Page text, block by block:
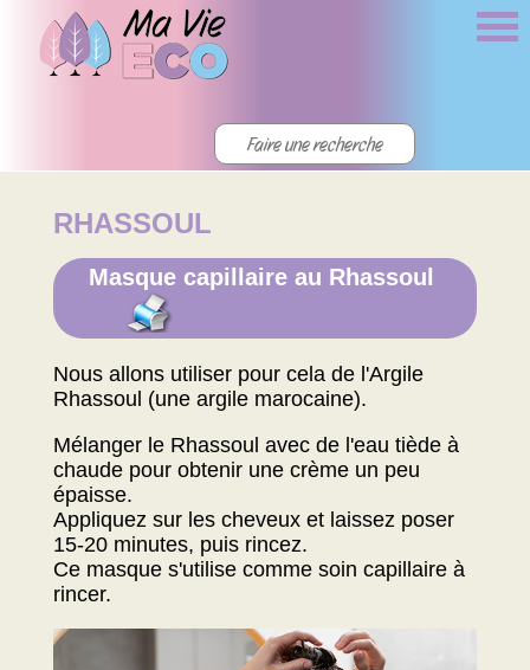
RHASSOUL
Masque capillaire au Rhassoul
Nous allons utiliser pour cela de l'Argile
Rhassoul (une argile marocaine).
Mélanger le Rhassoul avec de l'eau tiède à
chaude pour obtenir une crème un peu
épaisse.
Appliquez sur les cheveux et laissez poser
15-20 minutes, puis rincez.
Ce masque s'utilise comme soin capillaire à
rincer.